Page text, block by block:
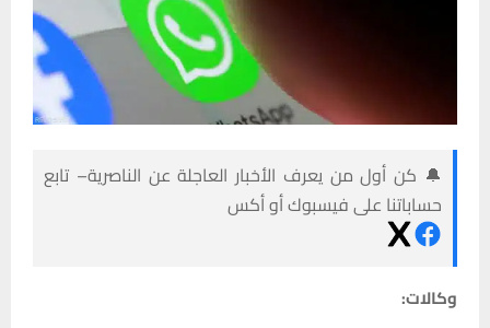
🔔 كن أول من يعرف الأخبار العاجلة عن الناصرية– تابع
حساباتنا على فيسبوك أو أكس
وكالات: